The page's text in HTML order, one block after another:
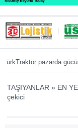
pazarda gücünü
TAŞIYANLAR » EN
çekici